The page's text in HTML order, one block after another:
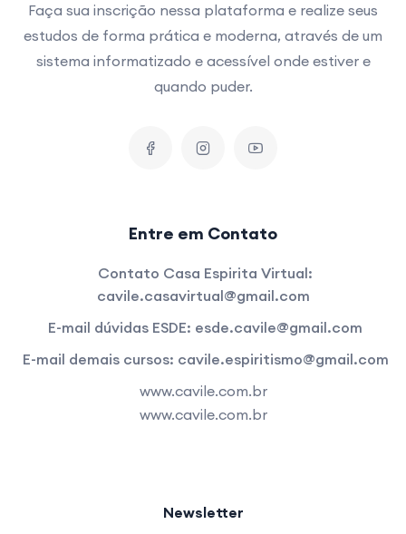
Faça sua inscrição nessa plataforma e realize seus
estudos de forma prática e moderna, através de um
sistema informatizado e acessível onde estiver e
quando puder.
Entre em Contato
Contato Casa Espirita Virtual:
cavile.casavirtual@gmail.com
E-mail dúvidas ESDE: esde.cavile@gmail.com
E-mail demais cursos: cavile.espiritismo@gmail.com
www.cavile.com.br
www.cavile.com.br
Newsletter